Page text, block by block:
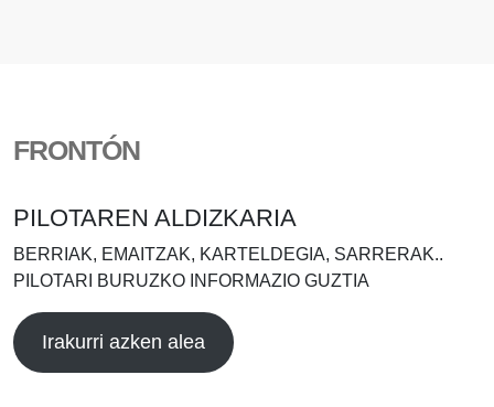
FRONTÓN
PILOTAREN ALDIZKARIA
BERRIAK, EMAITZAK, KARTELDEGIA, SARRERAK..
PILOTARI BURUZKO INFORMAZIO GUZTIA
Irakurri azken alea